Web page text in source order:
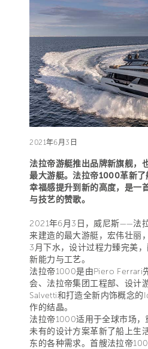
2021年6月3日
法拉帝游艇推出品牌新旗舰，
最大游艇。法拉帝1000革新
幸福感提升到新的高度，是一
与技艺的赞歌。
2021年6月3日，威尼斯——法
来建造的最大游艇，宏伟壮丽
3月下水，设计过程力臻完美
新能力与工艺。
法拉帝1000是由Piero Ferrari
会、法拉帝集团工程部、设计
Salvetti和打造全新内饰概念的
作的结晶。
法拉帝1000适用于全球市场
未有的设计方案革新了船上生
东的各种需求。首艘法拉帝